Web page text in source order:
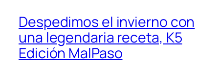
Despedimos el invierno con
una legendaria receta, K5
Edición MalPaso